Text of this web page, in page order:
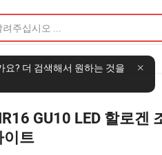
요? 더 검색해서 원하는 것을
GU10 LED 할로겐
이트